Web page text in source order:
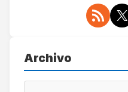
Archivo